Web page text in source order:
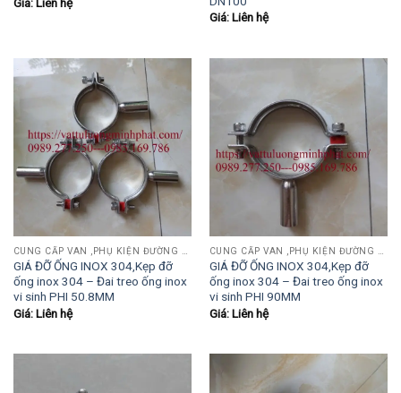
Giá: Liên hệ
GIÁ ĐỠ ỐNG INOX 304,Kẹp đỡ
ống inox 304 – Đai treo ống inox
vi sinh PHI 50.8MM
Giá: Liên hệ
GIÁ ĐỠ ỐNG INOX 304,Kẹp đỡ
ống inox 304 – Đai treo ống inox
vi sinh PHI 90MM
Giá: Liên hệ